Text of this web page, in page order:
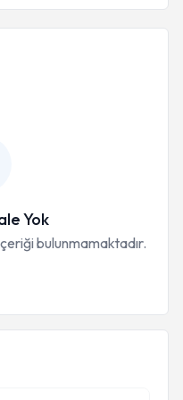
Yok
bulunmamaktadır.